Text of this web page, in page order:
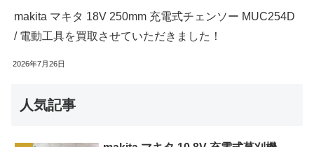
makita マキタ 18V 250mm 充電式チェンソー MUC254D
/ 電動工具を買取させていただきました！
2026年7月26日
人気記事